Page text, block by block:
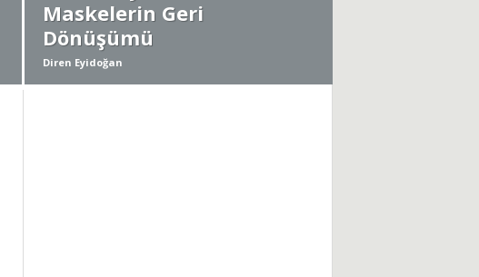
Maskelerin Geri
Dönüşümü
Diren Eyidoğan